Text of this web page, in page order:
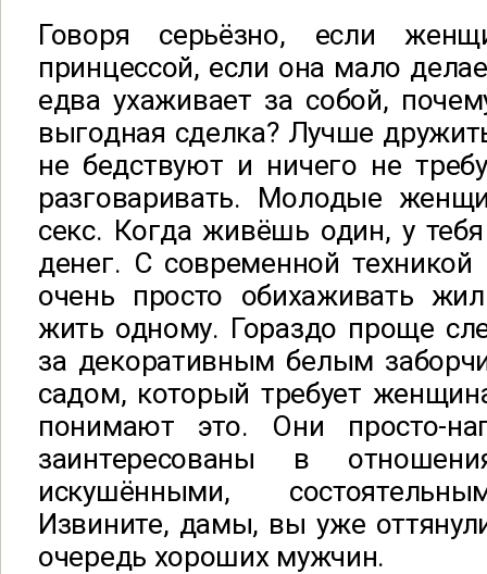
Говоря серьёзно, если
принцессой, если она мало
едва ухаживает за собой,
выгодная сделка? Лучше
не бедствуют и ничего не
разговаривать. Молодые
секс. Когда живёшь один, у
денег. С современной
очень просто обихаживать
жить одному. Гораздо проще
за декоративным белым
садом, который требует
понимают это. Они просто-
заинтересованы в
искушёнными,
Извините, дамы, вы уже
очередь хороших мужчин.